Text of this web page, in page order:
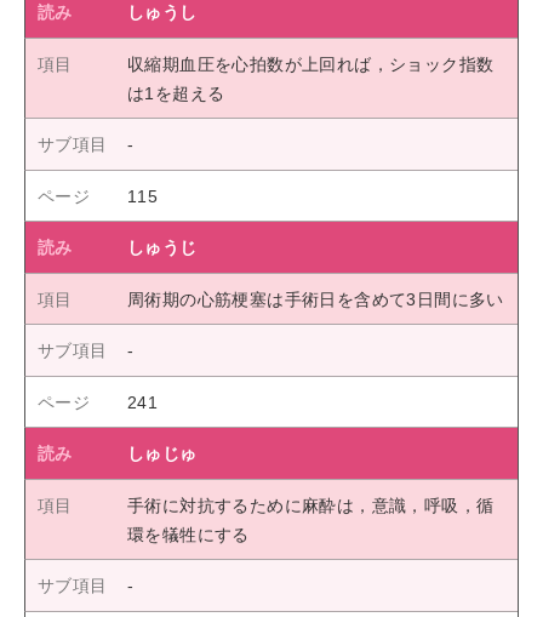
しゅうし
収縮期血圧を心拍数が上回れば，ショック指数
は1を超える
115
しゅうじ
周術期の心筋梗塞は手術日を含めて3日間に多い
241
しゅじゅ
手術に対抗するために麻酔は，意識，呼吸，循
環を犠牲にする